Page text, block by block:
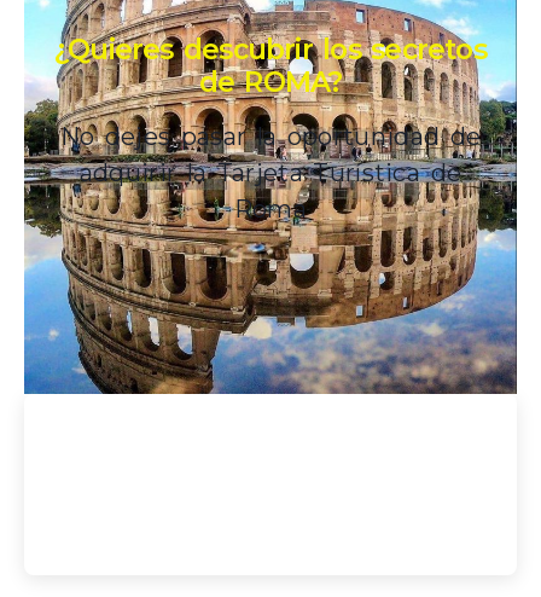
¿Quieres descubrir los secretos
de ROMA?
No dejes pasar la oportunidad de
adquirir la Tarjeta Turística de
Roma